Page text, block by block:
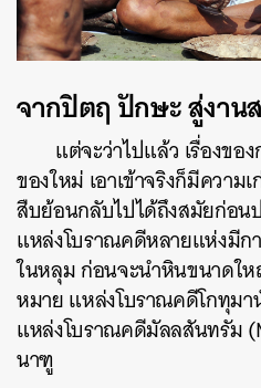
จากปิตฤ ปักษะ สู่งาน
แต่จะว่าไปแล้ว เรื่องขอ
ของใหม่ เอาเข้าจริงก็มีความ
สืบย้อนกลับไปได้ถึงสมัยก่อน
แหล่งโบราณคดีหลายแห่งมี
ในหลุม ก่อนจะนำหินขนาดใ
หมาย แหล่งโบราณคดีโกทุม
แหล่งโบราณคดีมัลลสันทรัม
นาฑู